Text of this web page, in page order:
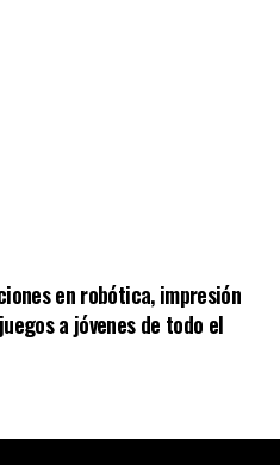
en robótica, impresión
a jóvenes de todo el